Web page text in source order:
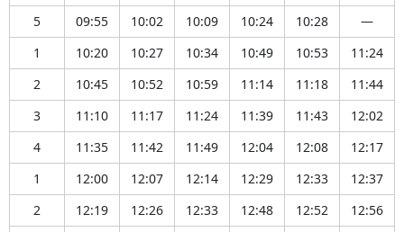
5
09:55 10:02 10:09 10:24 10:28
—
1
10:20 10:27 10:34 10:49 10:53
11:24
2
10:45 10:52 10:59 11:14 11:18
11:44
3
11:10 11:17 11:24 11:39 11:43
12:02
4
11:35 11:42 11:49 12:04 12:08
12:17
1
12:00 12:07 12:14 12:29 12:33
12:37
2
12:19 12:26 12:33 12:48 12:52
12:56